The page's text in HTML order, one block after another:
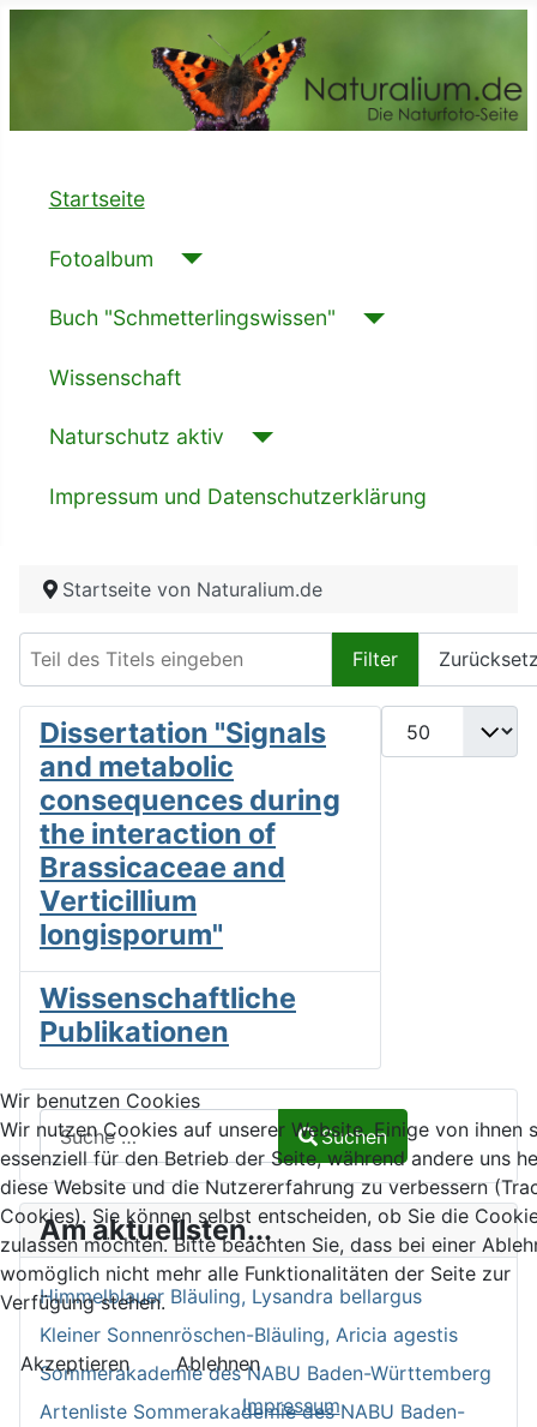
Startseite
Fotoalbum
Buch "Schmetterlingswissen"
Wissenschaft
Naturschutz aktiv
Impressum und Datenschutzerklärung
Startseite von Naturalium.de
Filter
Dissertation "Signals
and metabolic
consequences during
the interaction of
Brassicaceae and
Verticillium
longisporum"
Wissenschaftliche
Publikationen
Suchen auf Naturalium.de
Type 2 or more characters for results.
Suchen
Am aktuellsten...
Himmelblauer Bläuling, Lysandra bellargus
Kleiner Sonnenröschen-Bläuling, Aricia agestis
Sommerakademie des NABU Baden-Württemberg
Artenliste Sommerakademie des NABU Baden-
Wir benutzen Cookies
Wir nutzen Cookies auf unserer Website. Einige von ihnen
essenziell für den Betrieb der Seite, während andere uns
diese Website und die Nutzererfahrung zu verbessern
Cookies). Sie können selbst entscheiden, ob Sie die
zulassen möchten. Bitte beachten Sie, dass bei einer
womöglich nicht mehr alle Funktionalitäten der Seite zur
Verfügung stehen.
Akzeptieren
Ablehnen
Impressum